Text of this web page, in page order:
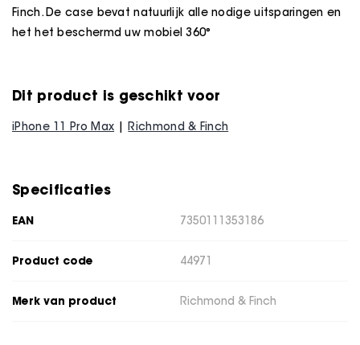
Finch. De case bevat natuurlijk alle nodige uitsparingen en
het het beschermd uw mobiel 360°
Dit product is geschikt voor
iPhone 11 Pro Max Richmond & Finch
Specificaties
EAN 7350111353186
Product code 44971
Merk van product Richmond & Finch